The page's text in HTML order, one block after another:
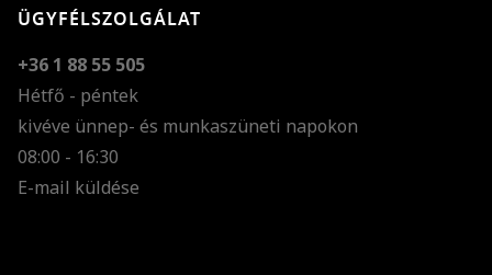
ÜGYFÉLSZOLGÁLAT
+36 1 88 55 505
Hétfő - péntek
kivéve ünnep- és munkaszüneti napokon
08:00 - 16:30
E-mail küldése